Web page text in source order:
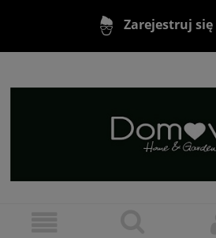
Zarejestruj się